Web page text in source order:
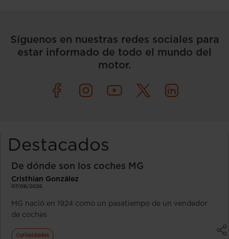
Síguenos en nuestras redes sociales para
estar informado de todo el mundo del
motor.
Destacados
De dónde son los coches MG
Cristhian González
07/08/2026
MG nació en 1924 como un pasatiempo de un vendedor
de coches
Curiosidades